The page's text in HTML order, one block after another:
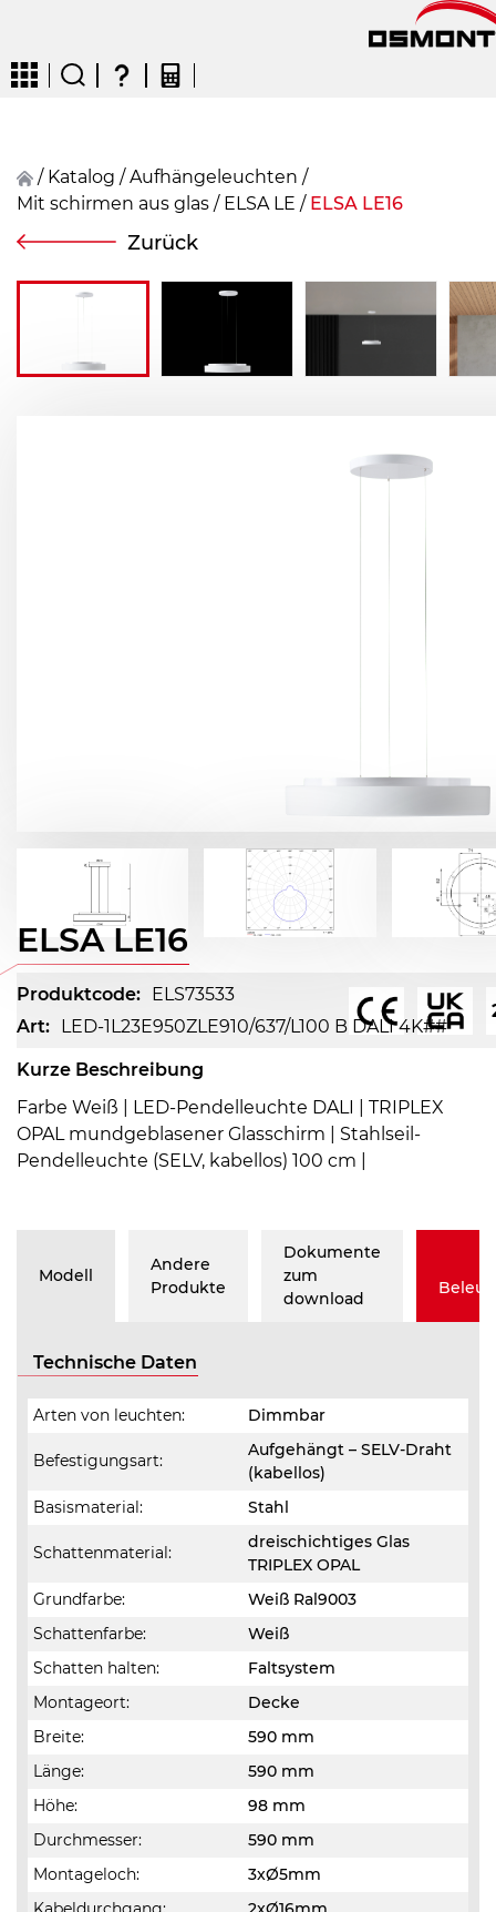
CZENDEFRFIN
/ Katalog / Aufhängeleuchten /
Mit schirmen aus glas / ELSA LE / ELSA LE16
Zurück
ELSA LE16
Produktcode: ELS73533
Art: LED-1L23E950ZLE910/637/L100 B DALI 4K##
Kurze Beschreibung
Farbe Weiß | LED-Pendelleuchte DALI | TRIPLEX
OPAL mundgeblasener Glasschirm | Stahlseil-
Pendelleuchte (SELV, kabellos) 100 cm |
Modell
Andere
Produkte
Dokumente
zum
download
Technische Daten
Arten von leuchten: Dimmbar
Befestigungsart:
Aufgehängt – SELV-Draht
(kabellos)
Basismaterial:
Stahl
Schattenmaterial:
dreischichtiges Glas
TRIPLEX OPAL
Grundfarbe:
Weiß Ral9003
Schattenfarbe:
Weiß
Schatten halten:
Faltsystem
Montageort:
Decke
Breite:
590 mm
Länge:
590 mm
Höhe:
98 mm
Durchmesser:
590 mm
Montageloch:
3xØ5mm